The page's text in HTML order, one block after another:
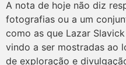
A nota de hoje não diz
fotografias ou a um
como as que Lazar
vindo a ser mostradas ao
de exploração e